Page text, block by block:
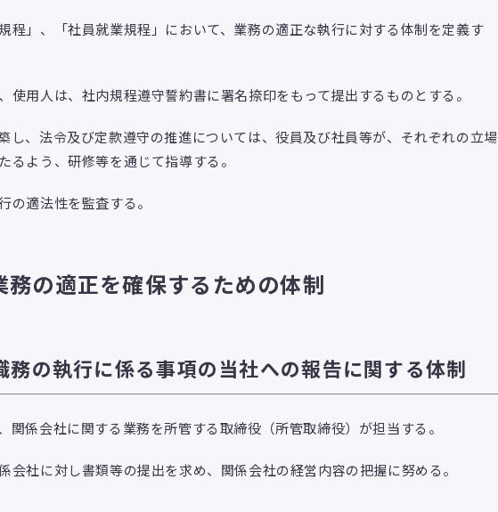
程」、「社員就業規程」において、業務の適正な執行に対する体制を定義す
使用人は、社内規程遵守誓約書に署名捺印をもって提出するものとする。
し、法令及び定款遵守の推進については、役員及び社員等が、それぞれの立場
よう、研修等を通じて指導する。
の適法性を監査する。
務の適正を確保するための体制
務の執行に係る事項の当社への報告に関する体制
関係会社に関する業務を所管する取締役（所管取締役）が担当する。
会社に対し書類等の提出を求め、関係会社の経営内容の把握に努める。